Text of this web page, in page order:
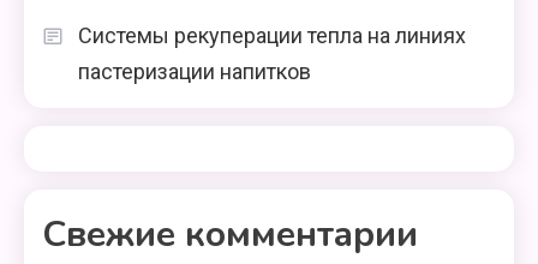
Системы рекуперации тепла на линиях
пастеризации напитков
Свежие комментарии